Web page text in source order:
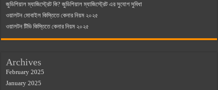
জুডিশিয়াল ম্যাজিস্ট্রেট কি? জুডিশিয়াল ম্যাজিস্ট্রেট এর সুযোগ সুবিধা
ওয়ালটন মোবাইল কিস্তিতে কেনার নিয়ম ২০২৫
ওয়ালটন টিভি কিস্তিতে কেনার নিয়ম ২০২৫
Archives
February 2025
January 2025